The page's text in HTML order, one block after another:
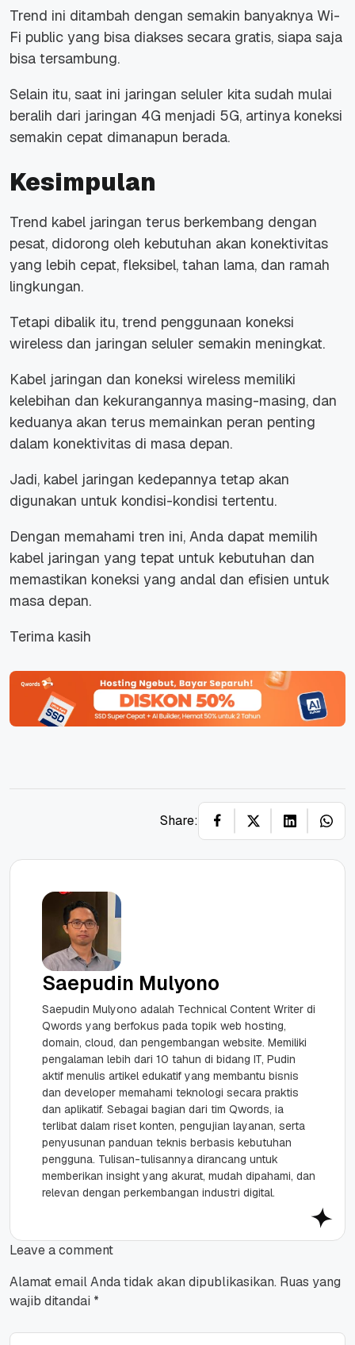
Trend ini ditambah dengan semakin banyaknya Wi-
Fi public yang bisa diakses secara gratis, siapa saja
bisa tersambung.
Selain itu, saat ini jaringan seluler kita sudah mulai
beralih dari jaringan 4G menjadi 5G, artinya koneksi
semakin cepat dimanapun berada.
Kesimpulan
Trend kabel jaringan terus berkembang dengan
pesat, didorong oleh kebutuhan akan konektivitas
yang lebih cepat, fleksibel, tahan lama, dan ramah
lingkungan.
Tetapi dibalik itu, trend penggunaan koneksi
wireless dan jaringan seluler semakin meningkat.
Kabel jaringan dan koneksi wireless memiliki
kelebihan dan kekurangannya masing-masing, dan
keduanya akan terus memainkan peran penting
dalam konektivitas di masa depan.
Jadi, kabel jaringan kedepannya tetap akan
digunakan untuk kondisi-kondisi tertentu.
Dengan memahami tren ini, Anda dapat memilih
kabel jaringan yang tepat untuk kebutuhan dan
memastikan koneksi yang andal dan efisien untuk
masa depan.
Terima kasih
Share:
Saepudin Mulyono
Saepudin Mulyono adalah Technical Content Writer di
Qwords yang berfokus pada topik web hosting,
domain, cloud, dan pengembangan website. Memiliki
pengalaman lebih dari 10 tahun di bidang IT, Pudin
aktif menulis artikel edukatif yang membantu bisnis
dan developer memahami teknologi secara praktis
dan aplikatif. Sebagai bagian dari tim Qwords, ia
terlibat dalam riset konten, pengujian layanan, serta
penyusunan panduan teknis berbasis kebutuhan
pengguna. Tulisan-tulisannya dirancang untuk
memberikan insight yang akurat, mudah dipahami, dan
relevan dengan perkembangan industri digital.
Leave a comment
Alamat email Anda tidak akan dipublikasikan. Ruas yang
wajib ditandai *